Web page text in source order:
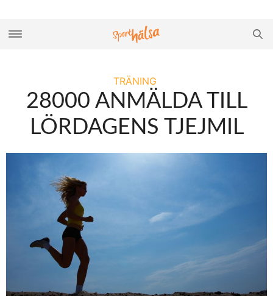
TRÄNING
28000 ANMÄLDA TILL
LÖRDAGENS TJEJMIL